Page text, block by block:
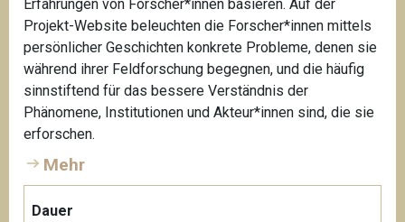
Erfahrungen von Forscher*innen basieren. Auf der
Projekt-Website beleuchten die Forscher*innen mittels
persönlicher Geschichten konkrete Probleme, denen sie
während ihrer Feldforschung begegnen, und die häufig
sinnstiftend für das bessere Verständnis der
Phänomene, Institutionen und Akteur*innen sind, die sie
erforschen.
Mehr
Dauer